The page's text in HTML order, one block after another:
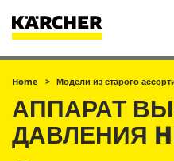
Корзина
Home Модели из старого
АППАРАТ
ДАВЛЕНИЯ